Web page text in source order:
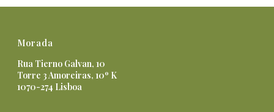
Morada
Rua Tierno Galvan, 10
Torre 3 Amoreiras, 10º K
1070-274 Lisboa